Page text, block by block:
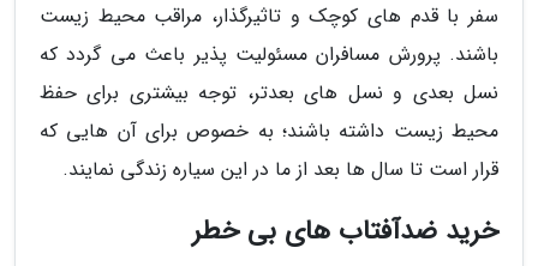
سفر با قدم های کوچک و تاثیرگذار، مراقب محیط زیست
باشند. پرورش مسافران مسئولیت پذیر باعث می گردد که
نسل بعدی و نسل های بعدتر، توجه بیشتری برای حفظ
محیط زیست داشته باشند؛ به خصوص برای آن هایی که
قرار است تا سال ها بعد از ما در این سیاره زندگی نمایند.
خرید ضدآفتاب های بی خطر